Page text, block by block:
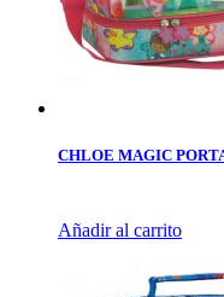
CHLOE MAGIC
Añadir al carrito